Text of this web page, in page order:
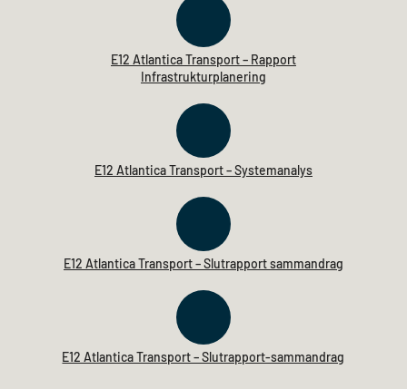
E12 Atlantica Transport – Rapport
Infrastrukturplanering
E12 Atlantica Transport – Systemanalys
E12 Atlantica Transport – Slutrapport sammandrag
E12 Atlantica Transport – Slutrapport-sammandrag